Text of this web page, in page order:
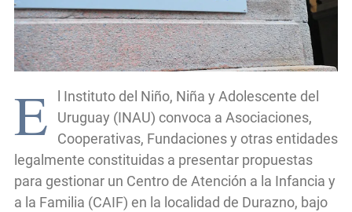
E
l Instituto del Niño, Niña y Adolescente del
Uruguay (INAU) convoca a Asociaciones,
Cooperativas, Fundaciones y otras entidades
legalmente constituidas a presentar propuestas
para gestionar un Centro de Atención a la Infancia y
a la Familia (CAIF) en la localidad de Durazno, bajo